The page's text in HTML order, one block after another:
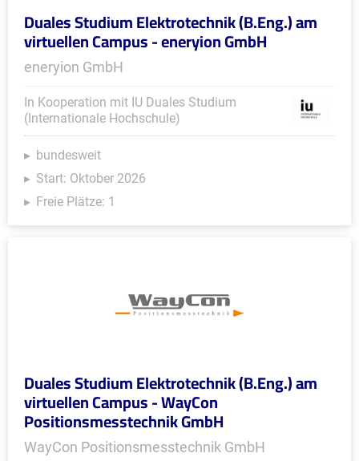
Duales Studium Elektrotechnik (B.Eng.) am
virtuellen Campus - eneryion GmbH
eneryion GmbH
In Kooperation mit IU Duales Studium
(Internationale Hochschule)
bundesweit
Start: Oktober 2026
Freie Plätze: 1
Duales Studium Elektrotechnik (B.Eng.) am
virtuellen Campus - WayCon
Positionsmesstechnik GmbH
WayCon Positionsmesstechnik GmbH